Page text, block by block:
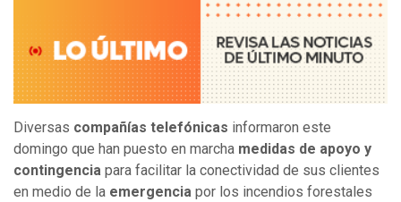
Diversas compañías telefónicas informaron este
domingo que han puesto en marcha medidas de apoyo y
contingencia para facilitar la conectividad de sus clientes
en medio de la emergencia por los incendios forestales